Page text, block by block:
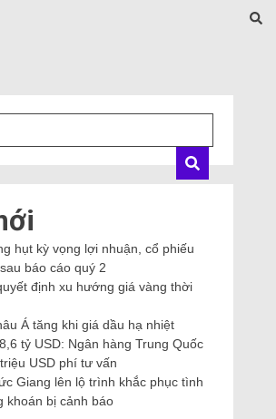
hụt kỳ vọng lợi nhuận, cổ phiếu
báo cáo quý 2
định xu hướng giá vàng thời
Á tăng khi giá dầu hạ nhiệt
tỷ USD: Ngân hàng Trung Quốc
USD phí tư vấn
Giang lên lộ trình khắc phục tình
khoán bị cảnh báo